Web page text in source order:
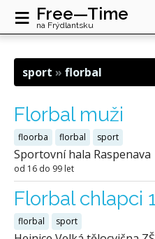
≡ Free—Time
na Frýdlantsku
sport florbal
Florbal muži
floorba florbal sport
Sportovní hala Raspenava
od 16 do 99 let
Florbal chlapci
florbal sport